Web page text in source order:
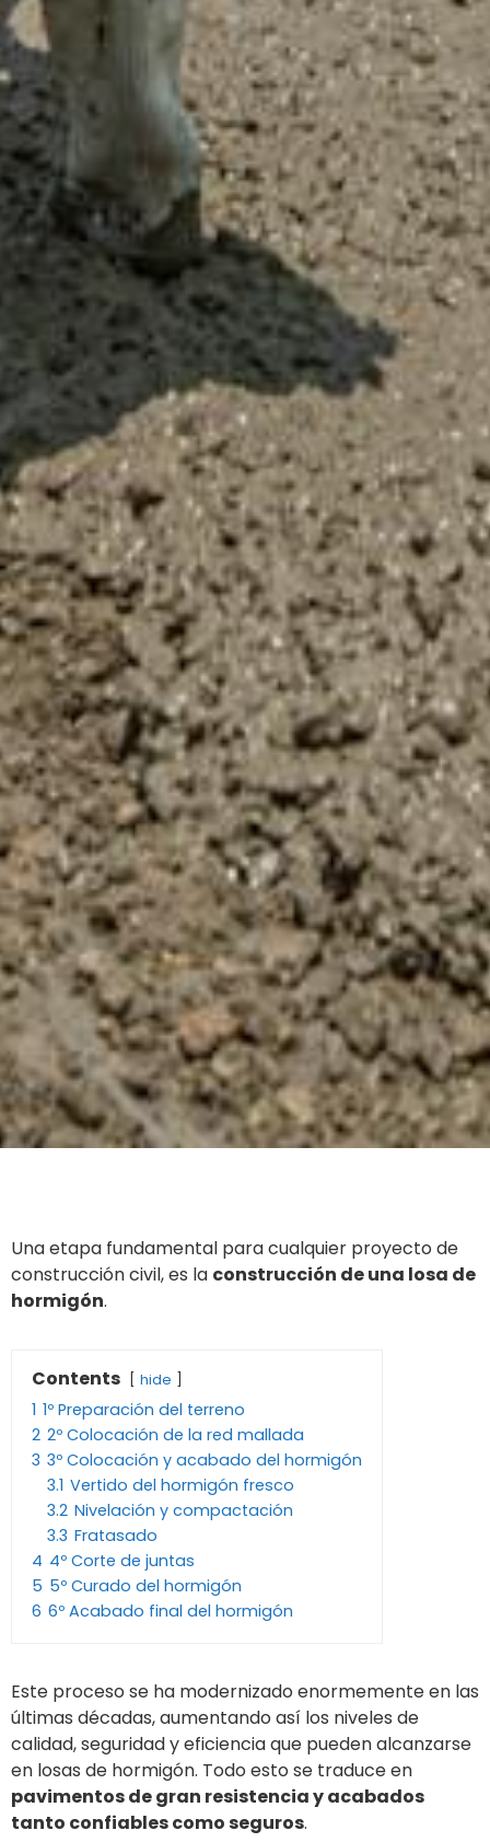
Una etapa fundamental para cualquier proyecto de
construcción civil, es la construcción de una losa de
hormigón.
Contents hide
1 1º Preparación del terreno
2 2º Colocación de la red mallada
3 3º Colocación y acabado del hormigón
3.1 Vertido del hormigón fresco
3.2 Nivelación y compactación
3.3 Fratasado
4 4º Corte de juntas
5 5º Curado del hormigón
6 6º Acabado final del hormigón
Este proceso se ha modernizado enormemente en las
últimas décadas, aumentando así los niveles de
calidad, seguridad y eficiencia que pueden alcanzarse
en losas de hormigón. Todo esto se traduce en
pavimentos de gran resistencia y acabados
tanto confiables como seguros.